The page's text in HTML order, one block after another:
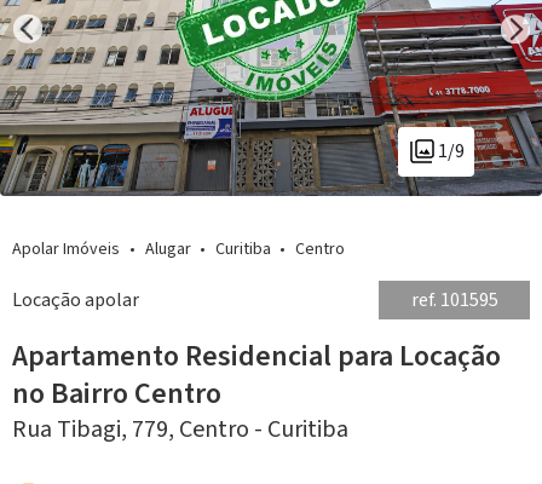
1/9
Apolar Imóveis Alugar Curitiba Centro
Locação apolar ref. 101595
Apartamento Residencial para Locação
no Bairro Centro
Rua Tibagi, 779, Centro - Curitiba